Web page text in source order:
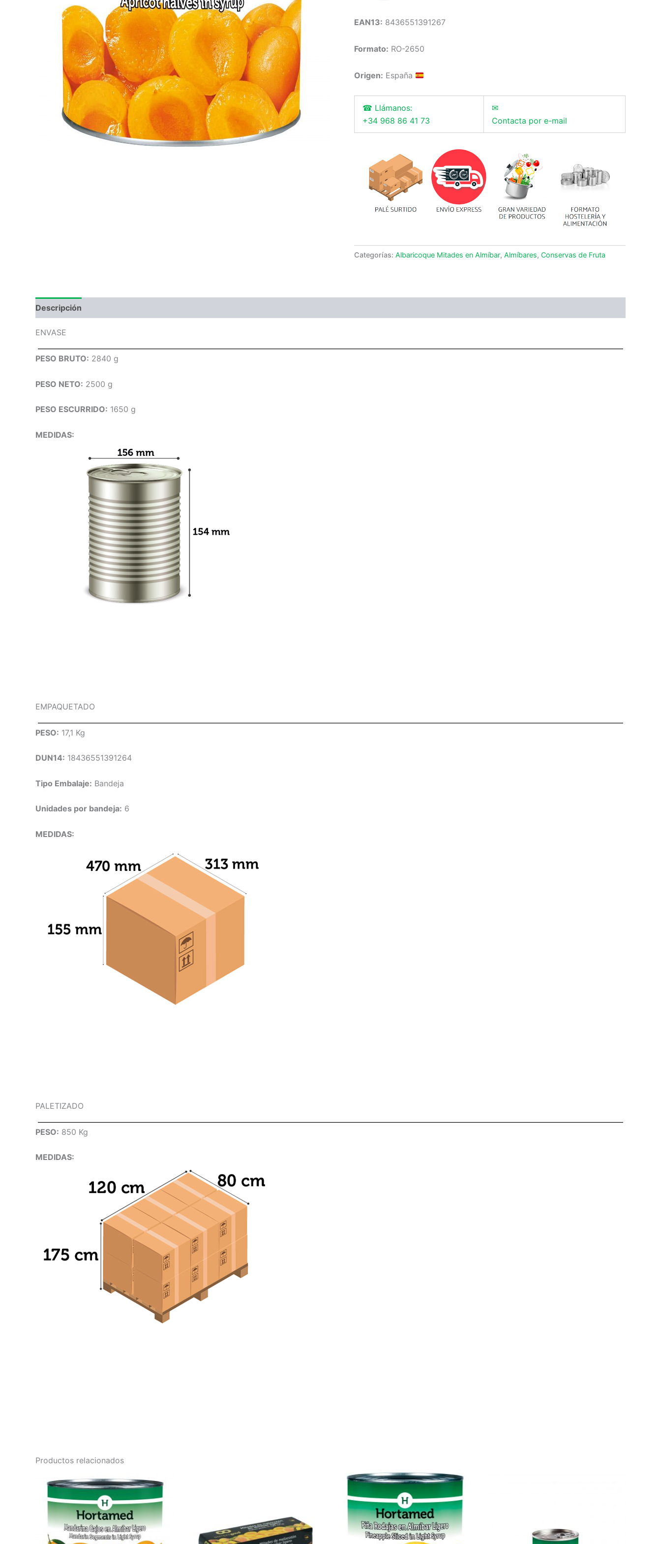
EAN13: 8436551391267
Formato: RO-2650
Origen: España
☎ Llámanos:
+34 968 86 41 73
✉
Contacta por e-mail
Categorías: Albaricoque Mitades en Almíbar, Almíbares, Conservas de Fruta
Descripción
ENVASE
PESO BRUTO: 2840 g
PESO NETO: 2500 g
PESO ESCURRIDO: 1650 g
MEDIDAS:
EMPAQUETADO
PESO: 17,1 Kg
DUN14: 18436551391264
Tipo Embalaje: Bandeja
Unidades por bandeja: 6
MEDIDAS:
PALETIZADO
PESO: 850 Kg
MEDIDAS:
Productos relacionados